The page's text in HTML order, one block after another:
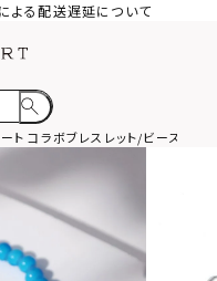
よる配送遅延について
ト コラボブレスレット/ビーズ